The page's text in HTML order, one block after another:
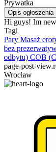
Prywatka
Opis ogłoszenia
Hi guys! Im
Tagi
Pary Masaż
bez
odbytu) COB
page-post-
Wrocław